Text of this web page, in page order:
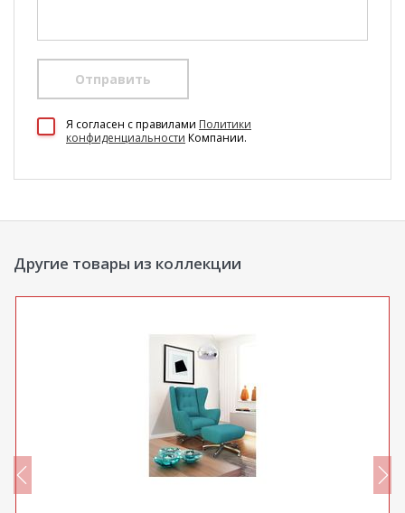
Отправить
Я согласен c правилами Политики
конфиденциальности Компании.
Другие товары из коллекции